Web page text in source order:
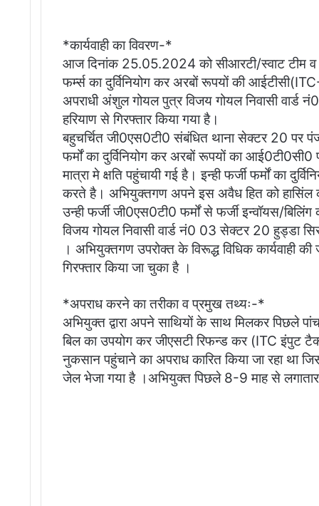
*कार्यवाही का विवरण-*
आज दिनांक 25.05.2024 को सीआरटी/स्वाट टीम
फर्म्स का दुर्विनियोग कर अरबों रूपयों की
अपराधी अंशुल गोयल पुत्र विजय गोयल निवासी वार्ड
हरियाण से गिरफ्तार किया गया है।
बहुचर्चित जी0एस0टी0 संबंधित थाना सेक्टर 20 पर
फर्मों का दुर्विनियोग कर अरबों रूपयों का
मात्रा मे क्षति पहुंचायी गई है। इन्ही फर्जी फर्मों का
करते है। अभियुक्तगण अपने इस अवैध हित को हासिंल
उन्ही फर्जी जी0एस0टी0 फर्मों से फर्जी इन्वॉयस/
विजय गोयल निवासी वार्ड नं0 03 सेक्टर 20 हुड्डा
। अभियुक्तगण उपरोक्त के विरूद्ध विधिक
गिरफ्तार किया जा चुका है ।
*अपराध करने का तरीका व प्रमुख तथ्यः-*
अभियुक्त द्वारा अपने साथियों के साथ मिलकर पिछले
बिल का उपयोग कर जीएसटी रिफन्ड कर (ITC इंपुट
नुकसान पहुंचाने का अपराध कारित किया जा रहा था
जेल भेजा गया है ।अभियुक्त पिछले 8-9 माह से लगातार